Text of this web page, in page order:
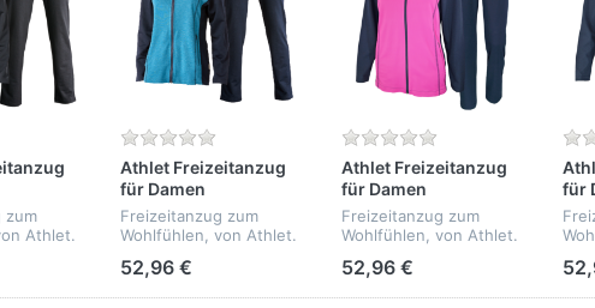
zum
Athlet.
Athlet Freizeitanzug
für Damen
Freizeitanzug zum
Wohlfühlen, von Athlet.
pflegeleicht -
52,96 €
Athlet Freizeitanzug
für Damen
Freizeitanzug zum
Wohlfühlen, von Athlet.
pflegeleicht -
52,96 €
für